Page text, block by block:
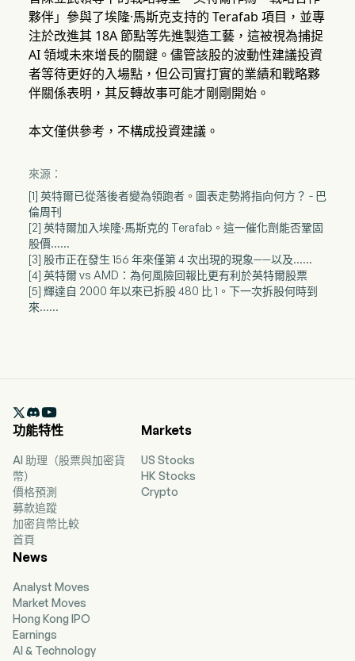
夥伴」參與了埃隆·馬斯克支持的 Terafab 項目，並專
注於改進其 18A 節點等先進製造工藝，這被視為捕捉
AI 領域未來增長的關鍵。儘管該股的波動性建議投資
者等待更好的入場點，但公司實打實的業績和戰略夥
伴關係表明，其反轉故事可能才剛剛開始。
本文僅供參考，不構成投資建議。
來源：
[1] 英特爾已從落後者變為領跑者。圖表走勢將指向何方？ - 巴
倫周刊
[2] 英特爾加入埃隆·馬斯克的 Terafab。這一催化劑能否鞏固
股價……
[3] 股市正在發生 156 年來僅第 4 次出現的現象——以及……
[4] 英特爾 vs AMD：為何風險回報比更有利於英特爾股票
[5] 輝達自 2000 年以來已拆股 480 比 1。下一次拆股何時到
來……

功能特性
AI 助理（股票與加密貨
幣）
價格預測
募款追蹤
加密貨幣比較
首頁
Markets
US Stocks
HK Stocks
Crypto
News
Analyst Moves
Market Moves
Hong Kong IPO
Earnings
AI & Technology